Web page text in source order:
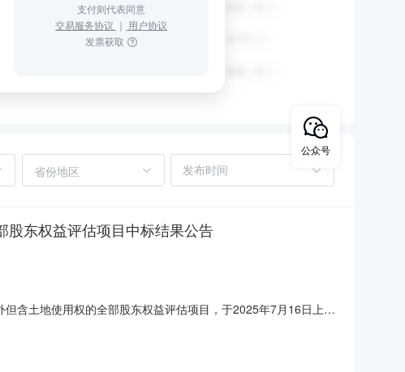
支付则代表同意
交易服务协议 ｜ 用户协议
发票获取
省份地区
股东权益评估项目中标结果公告
含土地使用权的全部股东权益评估项目，于2025年7月16日上午
投诉，该书面投诉应有提议方法定代表人或全权代表签字并加
公众号